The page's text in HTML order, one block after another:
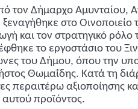
τον Δήμαρχο Αμυνταίου,
στο Οινοποιείο
και τον στρατηγικό ρόλο
το εργοστάσιο του
του Δήμου, όπου την
Θωμαΐδης. Κατά τη
περαιτέρω αξιοποίησης
προϊόντος.